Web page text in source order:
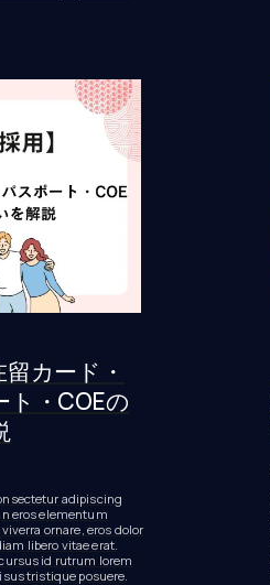
留カード・
ト・COEの
adipiscing
eros elementum
ornare, eros dolor
libero vitae erat.
id rutrum lorem
tristique posuere.